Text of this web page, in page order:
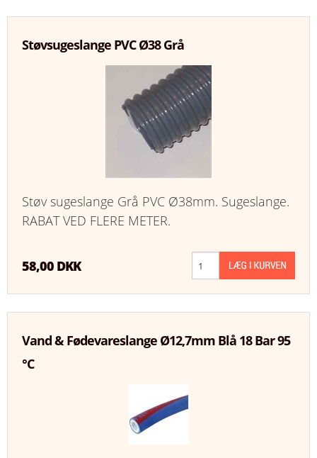
Støvsugeslange PVC Ø38 Grå
Støv sugeslange Grå PVC Ø38mm. Sugeslange.
RABAT VED FLERE METER.
58,00 DKK
Vand & Fødevareslange Ø12,7mm Blå 18 Bar 95
°C